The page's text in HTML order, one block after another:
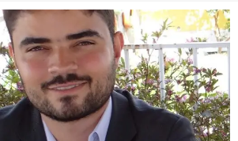
Banda Mole de BH anuncia Kayete como madrinha do bloco
Definidas as 12 finalistas do concurso Rainha do Pedro Leopoldo Rodeio Show 2026